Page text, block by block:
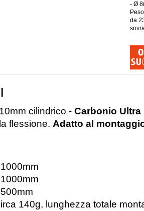
- Ø
da
cilindrico - Carbonio
flessione. Adatto al
140g, lunghezza totale